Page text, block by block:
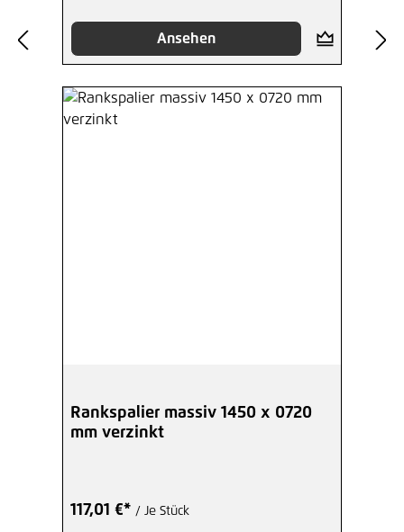
Ansehen
Rankspalier massiv 1450 x 0720
mm verzinkt
117,01 €* / Je Stück